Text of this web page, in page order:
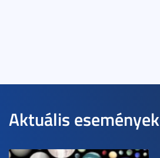
Aktuális események